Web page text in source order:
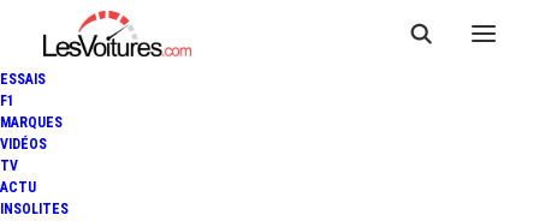
ESSAIS
F1
MARQUES
VIDÉOS
TV
ACTU
INSOLITES